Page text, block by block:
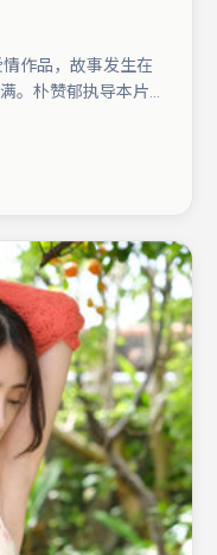
作品，故事发生在
。朴赞郁执导本片，
等，角色动机前后呼
奏紧凑、反转有度，